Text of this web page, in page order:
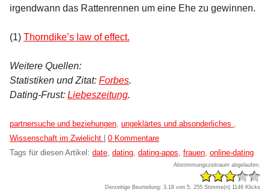
irgendwann das Rattenrennen um eine Ehe zu gewinnen.
(1) Thorndike’s law of effect.
Weitere Quellen:
Statistiken und Zitat: Forbes.
Dating-Frust: Liebeszeitung.
Kategorien:
partnersuche und beziehungen, ungeklärtes und absonderliches ,
Wissenschaft im Zwielicht
0 Kommentare
Tags für diesen Artikel: date, dating, dating-apps, frauen, online-dating
Abstimmungszeitraum abgelaufen.
Derzeitige Beurteilung: 3.18 von 5, 255 Stimme(n) 1146 Klicks